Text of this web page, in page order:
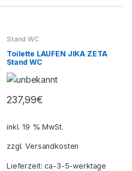
Stand WC
Toilette LAUFEN JIKA ZETA
Stand WC
237,99€
inkl. 19 % MwSt.
zzgl.Versandkosten
Lieferzeit:ca-3-5-werktage